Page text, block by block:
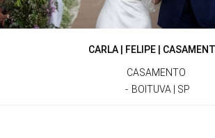
CARLA | FELIPE |
CASAMENTO
BOITUVA | SP